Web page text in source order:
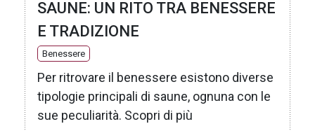
SAUNE: UN RITO TRA BENESSERE
E TRADIZIONE
Benessere
Per ritrovare il benessere esistono diverse
tipologie principali di saune, ognuna con le
sue peculiarità. Scopri di più